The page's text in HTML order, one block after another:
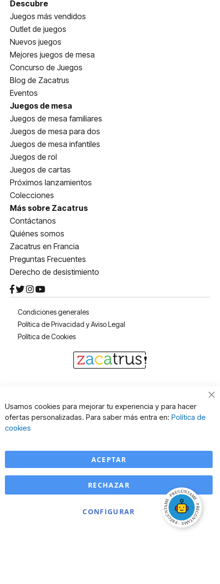
Descubre
Juegos más vendidos
Outlet de juegos
Nuevos juegos
Mejores juegos de mesa
Concurso de Juegos
Blog de Zacatrus
Eventos
Juegos de mesa
Juegos de mesa familiares
Juegos de mesa para dos
Juegos de mesa infantiles
Juegos de rol
Juegos de cartas
Próximos lanzamientos
Colecciones
Más sobre Zacatrus
Contáctanos
Quiénes somos
Zacatrus en Francia
Preguntas Frecuentes
Derecho de desistimiento
Condiciones generales
Política de Privacidad y Aviso Legal
Política de Cookies
Usamos cookies para mejorar tu experiencia y para hacer
ofertas personalizadas. Para saber más entra en: Política de
cookies
ACEPTAR
CONFIGURAR
RECHAZAR